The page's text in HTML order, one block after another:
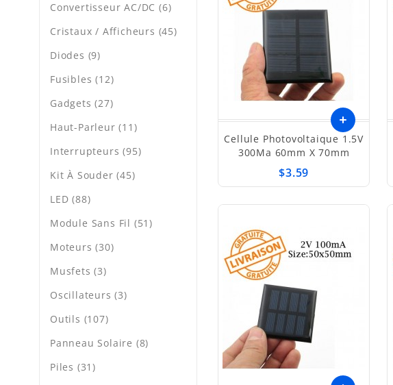
Convertisseur AC/DC (6)
Cristaux / Afficheurs (45)
Diodes (9)
Fusibles (12)
Gadgets (27)
Haut-Parleur (11)
Interrupteurs (95)
Kit À Souder (45)
LED (88)
Module Sans Fil (51)
Moteurs (30)
Musfets (3)
Oscillateurs (3)
Outils (107)
Panneau Solaire (8)
Piles (31)
Cellule Photovoltaique 1.5V
300Ma 60mm X 70mm
$3.59